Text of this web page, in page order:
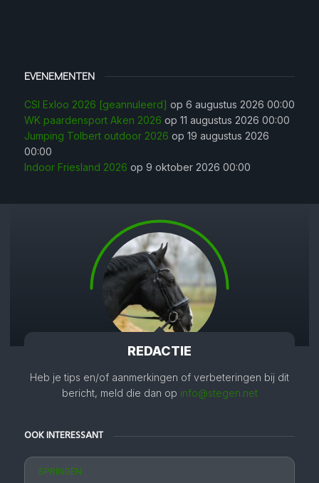
REDACTIE
Heb je tips en/of aanmerkingen of verbeteringen bij dit
bericht, meld die dan op info@stegen.net
OOK INTERESSANT
SPRINGEN
EVENEMENTEN
CSI Exloo 2026 [geannuleerd] op 6 augustus 2026 00:00
WK paardensport Aken 2026 op 11 augustus 2026 00:00
Jumping Tolbert outdoor 2026 op 19 augustus 2026
00:00
Indoor Friesland 2026 op 9 oktober 2026 00:00